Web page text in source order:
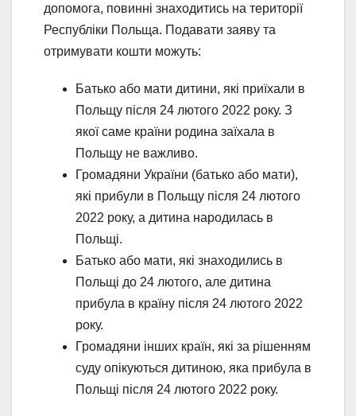
допомога, повинні знаходитись на території
Республіки Польща. Подавати заяву та
отримувати кошти можуть:
Батько або мати дитини, які приїхали в
Польщу після 24 лютого 2022 року. З
якої саме країни родина заїхала в
Польщу не важливо.
Громадяни України (батько або мати),
які прибули в Польщу після 24 лютого
2022 року, а дитина народилась в
Польщі.
Батько або мати, які знаходились в
Польщі до 24 лютого, але дитина
прибула в країну після 24 лютого 2022
року.
Громадяни інших країн, які за рішенням
суду опікуються дитиною, яка прибула в
Польщі після 24 лютого 2022 року.